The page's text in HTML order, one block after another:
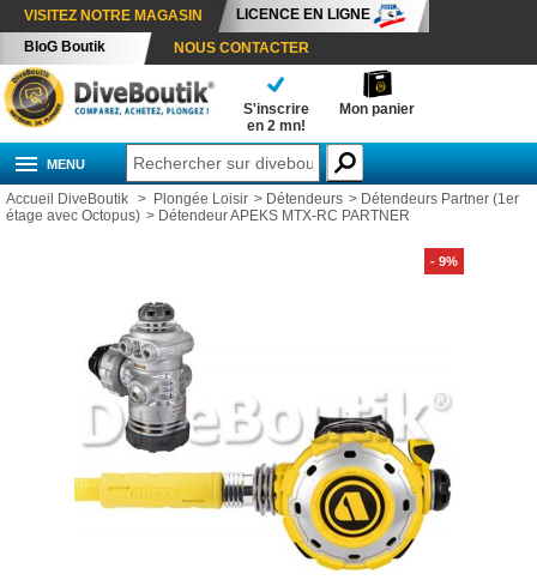
VISITEZ NOTRE MAGASIN
LICENCE EN LIGNE
BloG Boutik
NOUS CONTACTER
S'inscrire
en 2 mn!
Mon panier
MENU
Accueil DiveBoutik > Plongée Loisir > Détendeurs > Détendeurs Partner (1er
étage avec Octopus) > Détendeur APEKS MTX-RC PARTNER
- 9%